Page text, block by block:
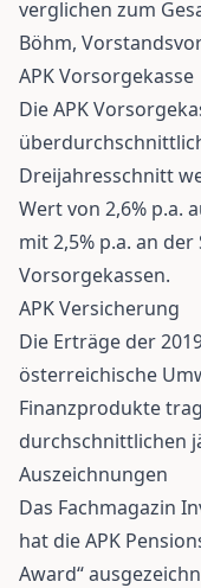
verglichen zum
Böhm,
APK Vorsorgekasse
Die APK
Dreijahresschnitt
Wert von 2,6% p.a.
mit 2,5% p.a. an
Vorsorgekassen.
APK Versicherung
Die Erträge der
österreichische
Finanzprodukte
durchschnittlichen
Auszeichnungen
Das Fachmagazin
hat die APK
Award“